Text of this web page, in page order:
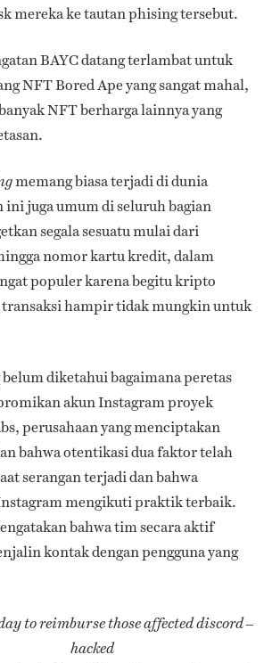
mereka ke tautan phising tersebut.
BAYC datang terlambat untuk
NFT Bored Ape yang sangat mahal,
NFT berharga lainnya yang
memang biasa terjadi di dunia
juga umum di seluruh bagian
segala sesuatu mulai dari
nomor kartu kredit, dalam
populer karena begitu kripto
hampir tidak mungkin untuk
diketahui bagaimana peretas
akun Instagram proyek
perusahaan yang menciptakan
bahwa otentikasi dua faktor telah
serangan terjadi dan bahwa
mengikuti praktik terbaik.
bahwa tim secara aktif
kontak dengan pengguna yang
to reimburse those affecteddiscord –
hacked